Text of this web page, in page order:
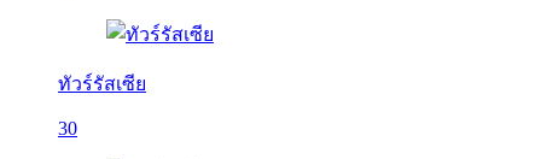
ทัวร์รัสเซีย
30